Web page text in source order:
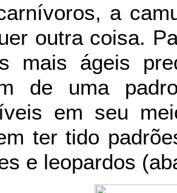
a
outra coisa.
mais ágeis
de uma
em seu
ter tido
e leopardos